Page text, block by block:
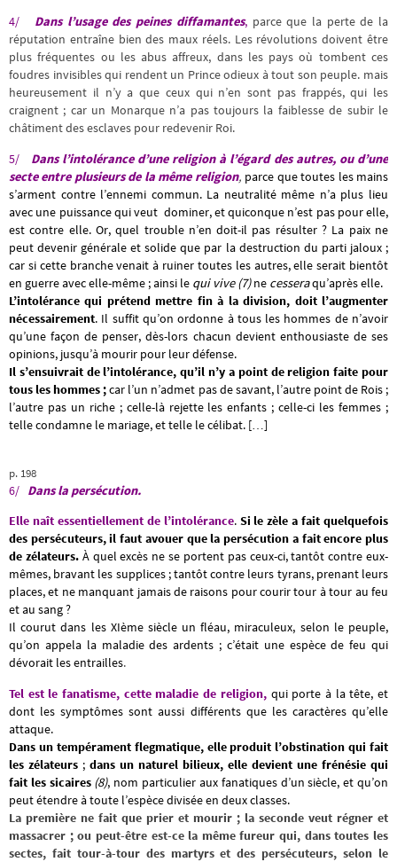
4/ Dans l’usage des peines diffamantes,parce que la perte de la
réputation entraîne bien des maux réels. Les révolutions doivent être
plus fréquentes ou les abus affreux, dans les pays où tombent ces
foudres invisibles qui rendent un Prince odieux à tout son peuple. mais
heureusement il n’y a que ceux qui n’en sont pas frappés, qui les
craignent ; car un Monarque n’a pas toujours la faiblesse de subir le
châtiment des esclaves pour redevenir Roi.
5/ Dans l’intolérance d’une religion à l’égard des autres, ou d’une
secte entre plusieurs de la même religion, parce que toutes les mains
s’arment contre l’ennemi commun. La neutralité même n’a plus lieu
avec une puissance qui veut dominer, et quiconque n’est pas pour elle,
est contre elle. Or, quel trouble n’en doit-il pas résulter ? La paix ne
peut devenir générale et solide que par la destruction du parti jaloux ;
car si cette branche venait à ruiner toutes les autres, elle serait bientôt
en guerre avec elle-même ; ainsi le qui vive (7)ne cesseraqu’après elle.
L’intolérance qui prétend mettre fin à la division, doit l’augmenter
nécessairement. Il suffit qu’on ordonne à tous les hommes de n’avoir
qu’une façon de penser, dès-lors chacun devient enthousiaste de ses
opinions, jusqu’à mourir pour leur défense.
Il s’ensuivrait de l’intolérance, qu’il n’y a point de religion faite pour
tous les hommes ;car l’un n’admet pas de savant, l’autre point de Rois ;
l’autre pas un riche ; celle-là rejette les enfants ; celle-ci les femmes ;
telle condamne le mariage, et telle le célibat. […]
p. 198
6/ Dans la persécution.
Elle naît essentiellement de l’intolérance. Si le zèle a fait quelquefois
des persécuteurs, il faut avouer que la persécution a fait encore plus
de zélateurs.À quel excès ne se portent pas ceux-ci, tantôt contre eux-
mêmes, bravant les supplices ; tantôt contre leurs tyrans, prenant leurs
places, et ne manquant jamais de raisons pour courir tour à tour au feu
et au sang ?
Il courut dans les XIème siècle un fléau, miraculeux, selon le peuple,
qu’on appela la maladie des ardents ; c’était une espèce de feu qui
dévorait les entrailles.
Tel est le fanatisme, cette maladie de religion,qui porte à la tête, et
dont les symptômes sont aussi différents que les caractères qu’elle
attaque.
Dans un tempérament flegmatique, elle produit l’obstination qui fait
les zélateurs ; dans un naturel bilieux, elle devient une frénésie qui
fait les sicaires (8), nom particulier aux fanatiques d’un siècle, et qu’on
peut étendre à toute l’espèce divisée en deux classes.
La première ne fait que prier et mourir ; la seconde veut régner et
massacrer ; ou peut-être est-ce la même fureur qui, dans toutes les
sectes, fait tour-à-tour des martyrs et des persécuteurs, selon le